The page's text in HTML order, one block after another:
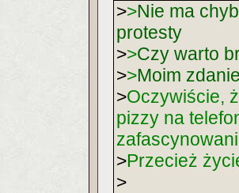
>>Nie ma
protesty
>>Czy warto
>>Moim
>Oczywiście,
pizzy na
>Przecież
>